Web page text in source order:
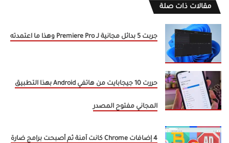
مقالات ذات صلة
جربت 5 بدائل مجانية لـ Premiere Pro وهذا ما اعتمدته
حررت 10 جيجابايت من هاتفي Android بهذا التطبيق
المجاني مفتوح المصدر
4 إضافات Chrome كانت آمنة ثم أصبحت برامج ضارة